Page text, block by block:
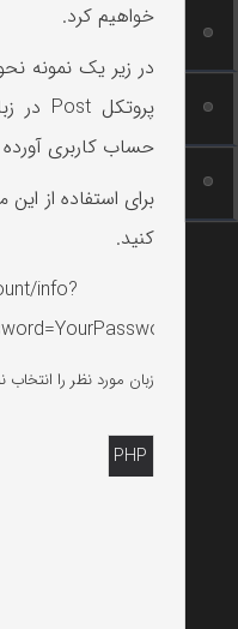
خواهیم کرد.
حساب کاربری
کنید.
info?
زبان مورد نظر را انتخاب
PHP